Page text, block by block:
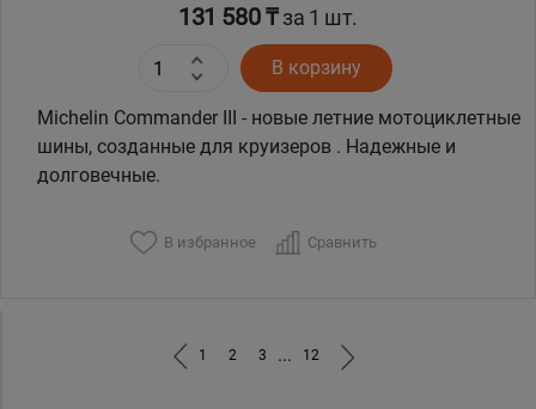
131 580 ₸за 1 шт.
В корзину
Michelin Commander III - новые летние мотоциклетные
шины, созданные для круизеров . Надежные и
долговечные.
В избранное Сравнить
1 2 3 ... 12